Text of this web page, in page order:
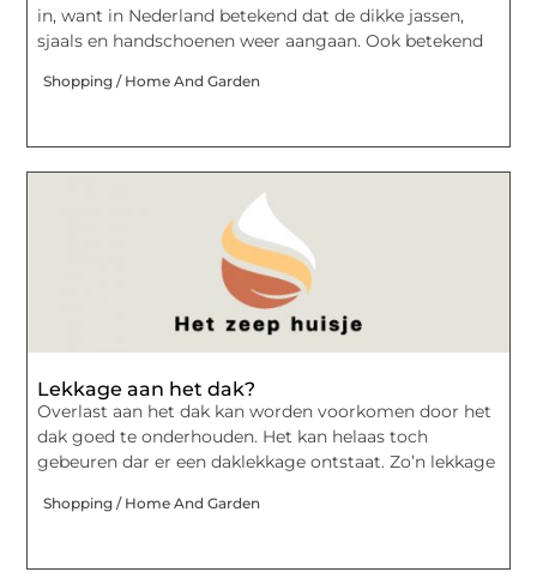
in, want in Nederland betekend dat de dikke jassen,
sjaals en handschoenen weer aangaan. Ook betekend
Shopping / Home And Garden
Lekkage aan het dak?
Overlast aan het dak kan worden voorkomen door het
dak goed te onderhouden. Het kan helaas toch
gebeuren dar er een daklekkage ontstaat. Zo’n lekkage
Shopping / Home And Garden